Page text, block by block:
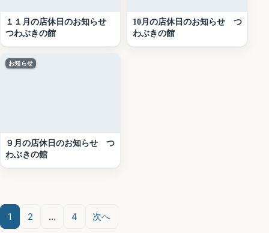
１１月の店休日のお知らせ
つわぶきの館
10月の店休日のお知らせ つ
わぶきの館
お知らせ
９月の店休日のお知らせ つ
わぶきの館
稿1 2 … 4 次へ